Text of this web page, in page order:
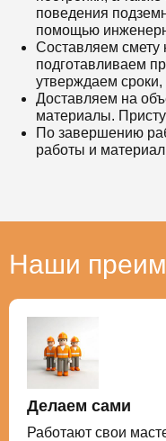
поведения
помощью
Составляем смету
подготавливаем
утверждаем
Доставляем на
материалы.
По завершению
работы и
Наши
Делаем сами
Работают свои